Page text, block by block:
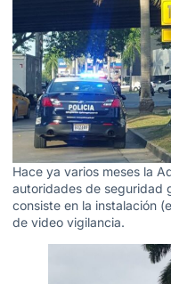
Hace ya varios meses la
autoridades de seguridad
consiste en la instalación
de video vigilancia.